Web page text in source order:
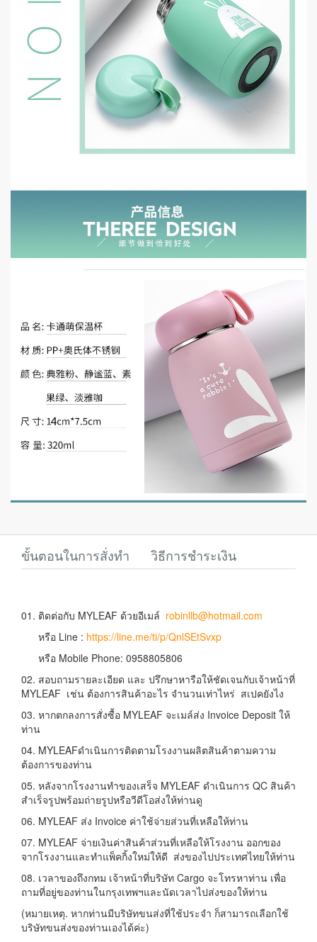
ขั้นตอนในการสั่งทำ วิธีการชำระเงิน
01. ติดต่อกับ MYLEAF ด้วยอีเมล์ robinllb@hotmail.com
หรือ Line : https://line.me/ti/p/QnlSEtSvxp
หรือ Mobile Phone: 0958805806
02. สอบถามรายละเอียด และ ปรึกษาหารือให้ชัดเจนกับเจ้าหน้าที่
MYLEAF เช่น ต้องการสินค้าอะไร จำนวนเท่าไหร่ สเปคยังไง
03. หากตกลงการสั่งซื้อ MYLEAF จะเมล์ส่ง Invoice Deposit ให้
ท่าน
04. MYLEAFดำเนินการติดตามโรงงานผลิตสินค้าตามความ
ต้องการของท่าน
05. หลังจากโรงงานทำของเสร็จ MYLEAF ดำเนินการ QC สินค้า
สำเร็จรูปพร้อมถ่ายรูปหรือวีดีโอส่งให้ท่านดู
06. MYLEAF ส่ง Invoice ค่าใช้จ่ายส่วนที่เหลือให้ท่าน
07. MYLEAF จ่ายเงินค่าสินค้าส่วนที่เหลือให้โรงงาน ออกของ
จากโรงงานและทำแพ็คกิ้งใหม่ให้ดี ส่งของไปประเทศไทยให้ท่าน
08. เวลาของถึงกทม เจ้าหน้าที่บริษัท Cargo จะโทรหาท่าน เพื่อ
ถามที่อยู่ของท่านในกรุงเทพฯและนัดเวลาไปส่งของให้ท่าน
(หมายเหตุ. หากท่านมีบริษัทขนส่งที่ใช้ประจำ ก็สามารถเลือกใช้
บริษัทขนส่งของท่านเองได้ค่ะ)